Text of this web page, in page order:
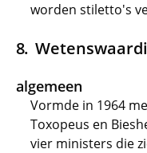
worden stiletto's
algemeen
Vormde in 1964
Toxopeus en
vier ministers die